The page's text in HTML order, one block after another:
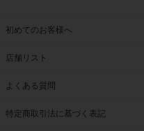
初めてのお客様へ
店舗リスト
よくある質問
特定商取引法に基づく表記